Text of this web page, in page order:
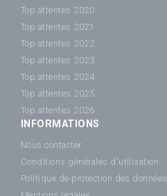
Top attentes 2020
Top attentes 2021
Top attentes 2022
Top attentes 2023
Top attentes 2024
Top attentes 2025
Top attentes 2026
INFORMATIONS
Nous contacter
Conditions générales d'utilisation
Politique de protection des données